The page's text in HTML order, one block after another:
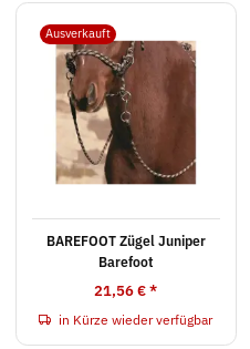
Ausverkauft
BAREFOOT Zügel Juniper
Barefoot
21,56 €*
in Kürze wieder verfügbar